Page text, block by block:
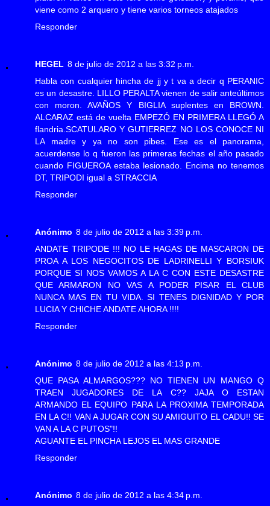
viene como 2 arquero y tiene varios torneos atajados
Responder
HEGEL 8 de julio de 2012 a las 3:32 p.m.
Habla con cualquier hincha de jj y t va a decir q PERANIC
es un desastre. LILLO PERALTA vienen de salir anteúltimos
con moron. AVAÑOS Y BIGLIA suplentes en BROWN.
ALCARAZ está de vuelta EMPEZÓ EN PRIMERA LLEGÓ A
flandria.SCATULARO Y GUTIERREZ NO LOS CONOCE NI
LA madre y ya no son pibes. Ese es el panorama,
acuerdense lo q fueron las primeras fechas el año pasado
cuando FIGUEROA estaba lesionado. Encima no tenemos
DT, TRIPODI igual a STRACCIA
Responder
Anónimo 8 de julio de 2012 a las 3:39 p.m.
ANDATE TRIPODE !!! NO LE HAGAS DE MASCARON DE
PROA A LOS NEGOCITOS DE LADRINELLI Y BORSIUK
PORQUE SI NOS VAMOS A LA C CON ESTE DESASTRE
QUE ARMARON NO VAS A PODER PISAR EL CLUB
NUNCA MAS EN TU VIDA. SI TENES DIGNIDAD Y POR
LUCIA Y CHICHE ANDATE AHORA !!!!
Responder
Anónimo 8 de julio de 2012 a las 4:13 p.m.
QUE PASA ALMARGOS??? NO TIENEN UN MANGO Q
TRAEN JUGADORES DE LA C?? JAJA O ESTAN
ARMANDO EL EQUIPO PARA LA PROXIMA TEMPORADA
EN LA C!! VAN A JUGAR CON SU AMIGUITO EL CADU!! SE
VAN A LA C PUTOS"!!
AGUANTE EL PINCHA LEJOS EL MAS GRANDE
Responder
Anónimo 8 de julio de 2012 a las 4:34 p.m.